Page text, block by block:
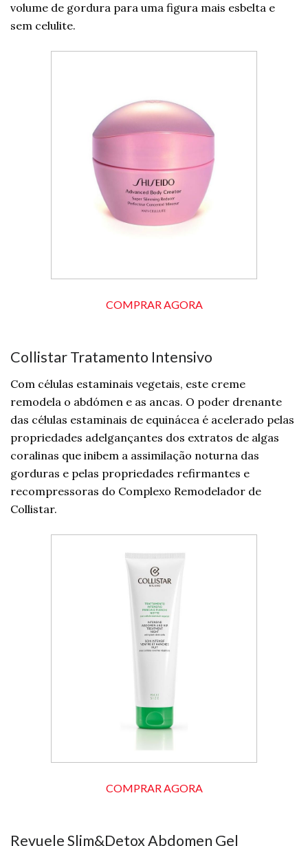
volume de gordura para uma figura mais esbelta e
sem celulite.
COMPRAR AGORA
Collistar Tratamento Intensivo
Com células estaminais vegetais, este creme
remodela o abdómen e as ancas. O poder drenante
das células estaminais de equinácea é acelerado pelas
propriedades adelgançantes dos extratos de algas
coralinas que inibem a assimilação noturna das
gorduras e pelas propriedades refirmantes e
recompressoras do Complexo Remodelador de
Collistar.
COMPRAR AGORA
Revuele Slim&Detox Abdomen Gel